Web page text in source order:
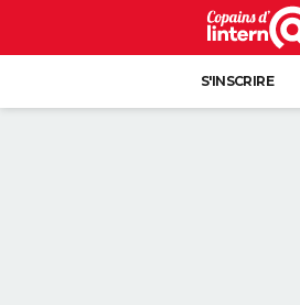
S'INSCRIRE